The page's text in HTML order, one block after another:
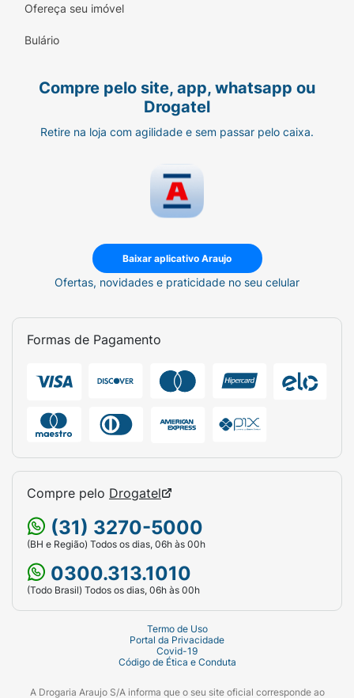
Ofereça seu imóvel
Bulário
Compre pelo site, app, whatsapp ou
Drogatel
Retire na loja com agilidade e sem passar pelo caixa.
Baixar aplicativo Araujo
Ofertas, novidades e praticidade no seu celular
Formas de Pagamento
Compre pelo Drogatel
(31) 3270-5000
(BH e Região) Todos os dias, 06h às 00h
0300.313.1010
(Todo Brasil) Todos os dias, 06h às 00h
Termo de Uso
Portal da Privacidade
Covid-19
Código de Ética e Conduta
A Drogaria Araujo S/A informa que o seu site oficial corresponde ao